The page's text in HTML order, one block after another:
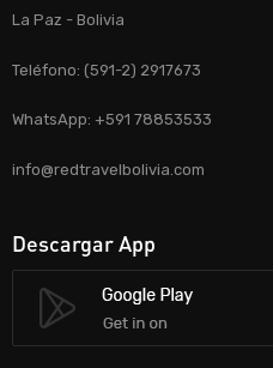
La Paz - Bolivia
Teléfono: (591-2) 2917673
WhatsApp: +591 78853533
info@redtravelbolivia.com
Descargar App